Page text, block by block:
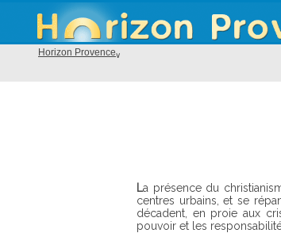
Horizon Provence
La présence du christianisme est attestée en Provence dès le IIème siècle de notre ère. Il s'implante dans les
centres urbains, et se
décadent, en proie aux
pouvoir et les